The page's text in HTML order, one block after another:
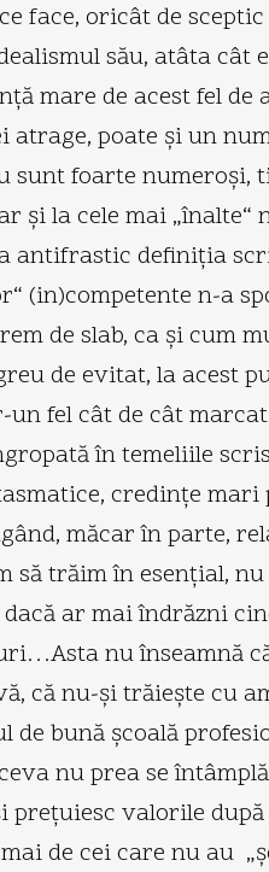
face, oricât de
său, atâta
mare de acest fel
poate şi un
foarte
şi la cele mai
antifrastic definiţia
(in)competente n-a
de slab, ca şi
de evitat, la acest
fel cât de cât
în temeliile
credinţe
măcar în parte,
să trăim în esenţial,
ar mai îndrăzni
nu înseamnă
că nu-şi trăieşte cu
de bună şcoală
nu prea se
preţuiesc valorile
de cei care nu au